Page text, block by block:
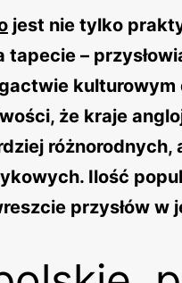
jest nie tylko
–
kulturowym
że kraje
różnorodnych,
Ilość
przysłów w